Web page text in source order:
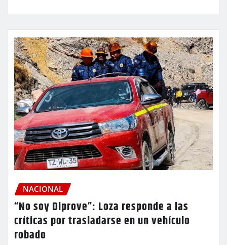
NACIONAL
“No soy Diprove”: Loza responde a las
críticas por trasladarse en un vehículo
robado